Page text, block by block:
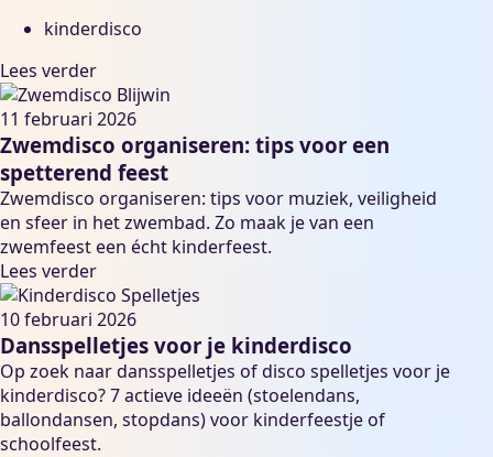
kinderdisco
Lees verder
11 februari 2026
Zwemdisco organiseren: tips voor een
spetterend feest
Zwemdisco organiseren: tips voor muziek, veiligheid
en sfeer in het zwembad. Zo maak je van een
zwemfeest een écht kinderfeest.
Lees verder
10 februari 2026
Dansspelletjes voor je kinderdisco
Op zoek naar dansspelletjes of disco spelletjes voor je
kinderdisco? 7 actieve ideeën (stoelendans,
ballondansen, stopdans) voor kinderfeestje of
schoolfeest.